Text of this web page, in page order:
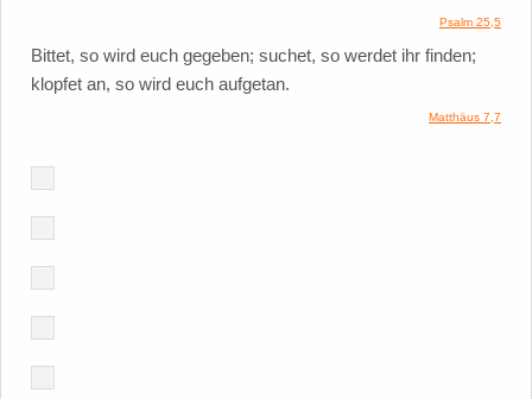
Psalm 25,5
Bittet, so wird euch gegeben; suchet, so werdet ihr finden;
klopfet an, so wird euch aufgetan.
Matthäus 7,7